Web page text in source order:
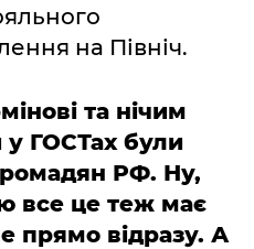
на Північ.
та нічим
у ГОСТах були
РФ. Ну,
все це теж має
прямо відразу. А